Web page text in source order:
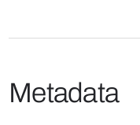
Metadata